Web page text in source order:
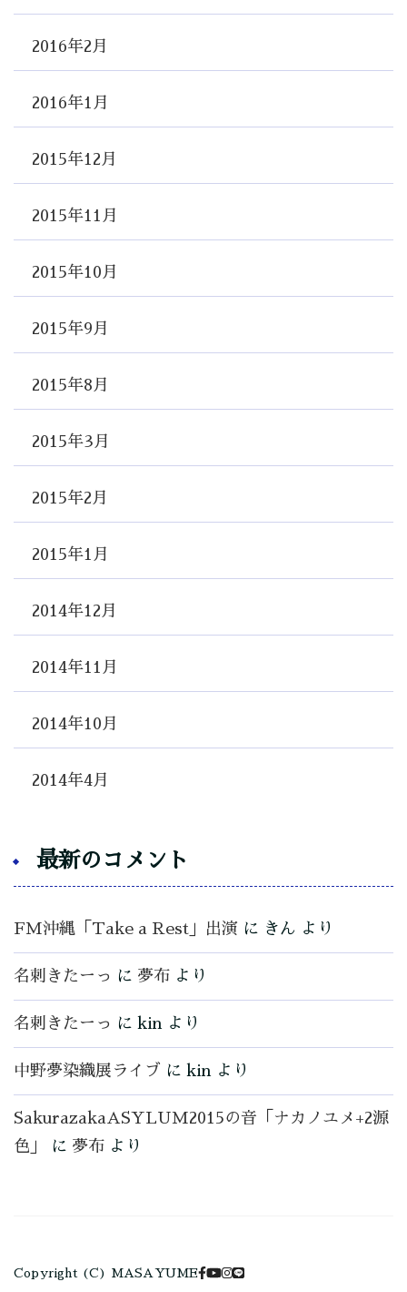
2016年2月
2016年1月
2015年12月
2015年11月
2015年10月
2015年9月
2015年8月
2015年3月
2015年2月
2015年1月
2014年12月
2014年11月
2014年10月
2014年4月
最新のコメント
FM沖縄「Take a Rest」出演 に きん より
名刺きたーっ に 夢布 より
名刺きたーっ に kin より
中野夢染織展ライブ に kin より
SakurazakaASYLUM2015の音「ナカノユメ+2源
色」
に 夢布 より
Copyright (C) MASAYUME